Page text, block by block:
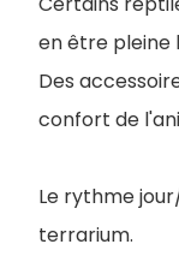
en être pleine
Des
confort de
Le rythme
terrarium.